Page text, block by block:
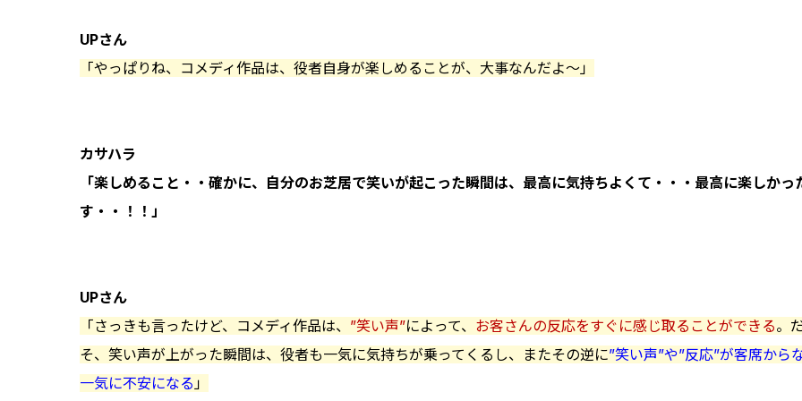
UPさん
「やっぱりね、コメディ作品は、役者自身が楽しめることが、大事なんだよ〜」
カサハラ
「楽しめること・・確かに、自分のお芝居で笑いが起こった瞬間は、最高に気持ちよくて・・・最高に楽しかっ
す・・！！」
UPさん
「さっきも言ったけど、コメディ作品は、 ”笑い声”によって、 お客さんの反応をすぐに感じ取ることができる。
そ、笑い声が上がった瞬間は、役者も一気に気持ちが乗ってくるし、またその逆に”笑い声”や”反応”が客席から
一気に不安になる」